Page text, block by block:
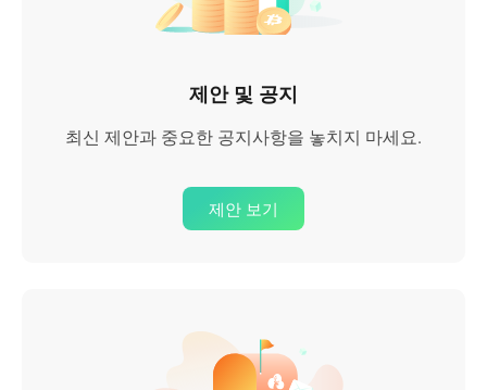
제안 및 공지
최신 제안과 중요한 공지사항을 놓치지 마세요.
제안 보기